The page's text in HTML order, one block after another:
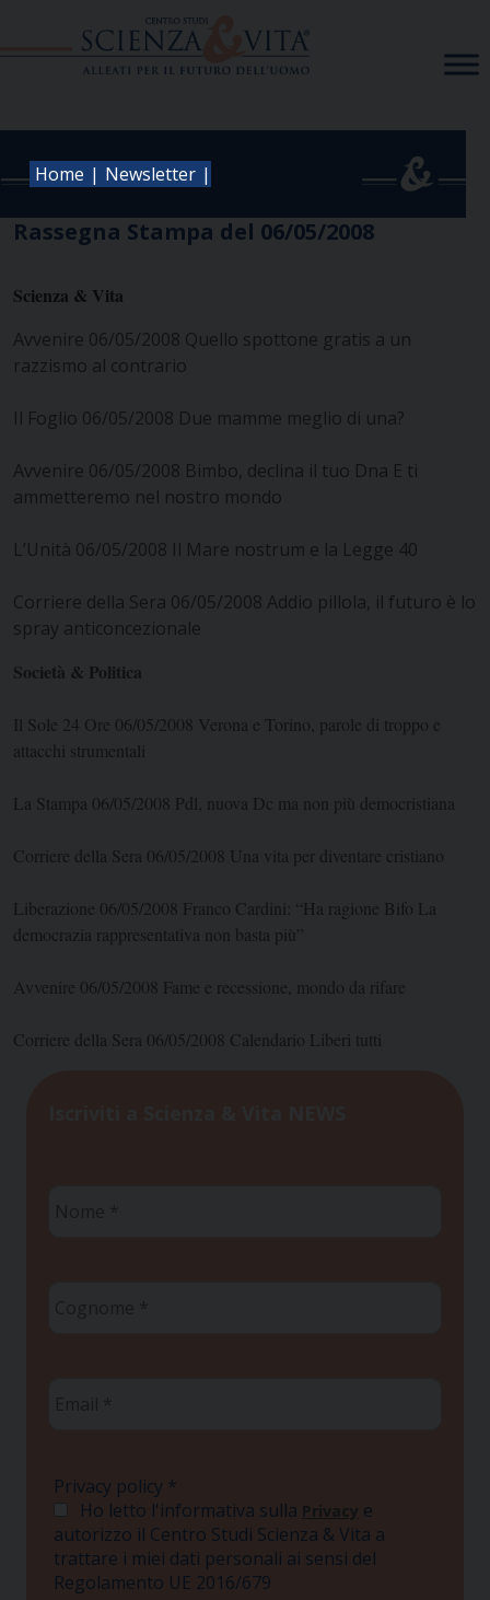
Home | Newsletter |
Rassegna Stampa del 06/05/2008
Scienza & Vita
Avvenire 06/05/2008 Quello spottone gratis a un
razzismo al contrario
Il Foglio 06/05/2008 Due mamme meglio di una?
Avvenire 06/05/2008 Bimbo, declina il tuo Dna E ti
ammetteremo nel nostro mondo
L’Unità 06/05/2008 Il Mare nostrum e la Legge 40
Corriere della Sera 06/05/2008 Addio pillola, il futuro è lo
spray anticoncezionale
Società & Politica
Il Sole 24 Ore 06/05/2008 Verona e Torino, parole di troppo e
attacchi strumentali
La Stampa 06/05/2008 Pdl, nuova Dc ma non più democristiana
Corriere della Sera 06/05/2008 Una vita per diventare cristiano
Liberazione 06/05/2008 Franco Cardini: “Ha ragione Bifo La
democrazia rappresentativa non basta più”
Avvenire 06/05/2008 Fame e recessione, mondo da rifare
Corriere della Sera 06/05/2008 Calendario Liberi tutti
Privacy policy *
Ho letto l'informativa sulla Privacy e
autorizzo il Centro Studi Scienza & Vita a
trattare i miei dati personali ai sensi del
Regolamento UE 2016/679